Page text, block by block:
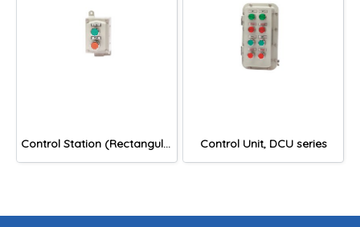
Control Station (Rectangular Shape), EPB/ EPL/ EPBL/ ESL/ EKS/ EEM series Control Unit, DCU series